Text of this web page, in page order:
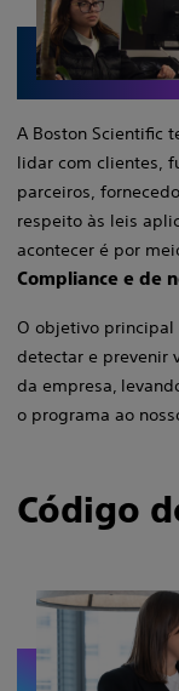
A Boston Scientific
lidar com clientes,
parceiros,
respeito às leis
acontecer é por
Compliance e de
O objetivo principal
detectar e prevenir
da empresa,
o programa ao
Código